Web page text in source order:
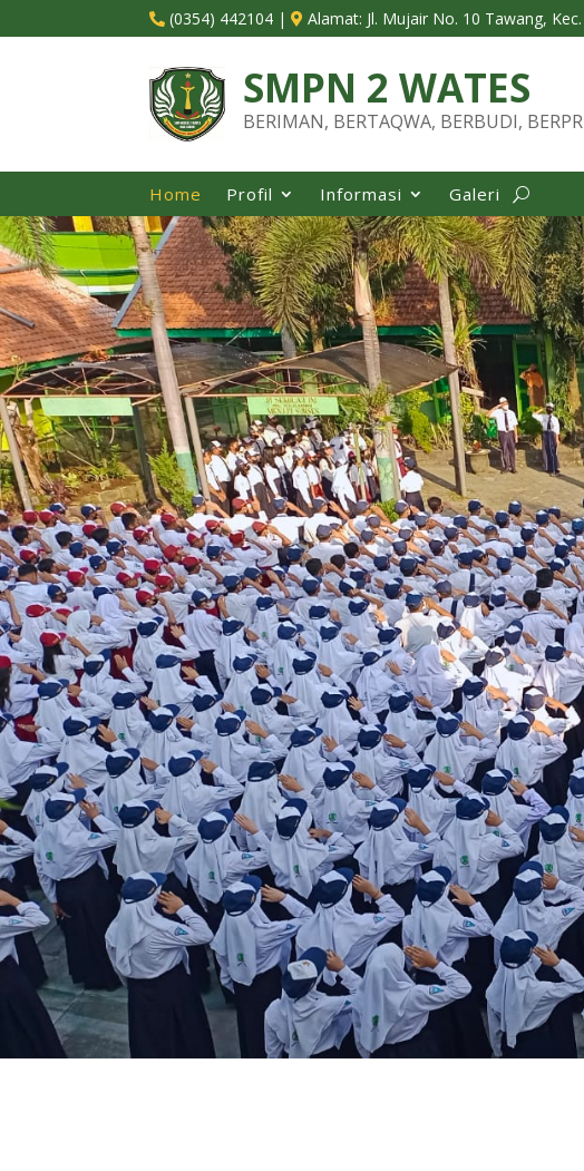
 (0354) 442104 | Alamat: Jl. Mujair No. 10 Tawang,
SMPN 2 WATES
BERIMAN, BERTAQWA, BERBUDI,
Home Profil Informasi Galeri